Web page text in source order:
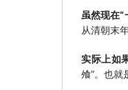
虽然现在
从清朝末
实际上如
飧”。也就